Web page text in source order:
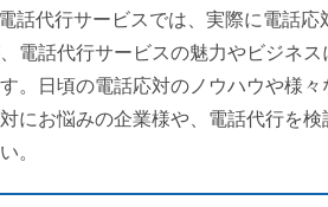
話代行サービスでは、実際に電話応
電話代行サービスの魅力やビジネ
。日頃の電話応対のノウハウや様々
にお悩みの企業様や、電話代行を
。